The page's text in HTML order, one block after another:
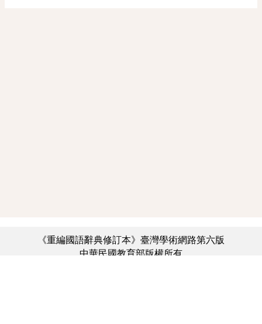
《重編國語辭典修訂本》臺灣學術網路第六版
中華民國教育部版權所有